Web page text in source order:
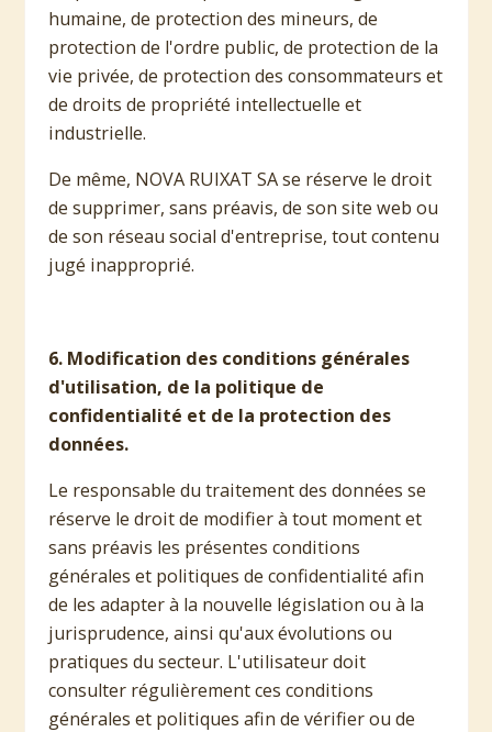
humaine, de protection des mineurs, de
protection de l'ordre public, de protection de la
vie privée, de protection des consommateurs et
de droits de propriété intellectuelle et
industrielle.
De même, NOVA RUIXAT SA se réserve le droit
de supprimer, sans préavis, de son site web ou
de son réseau social d'entreprise, tout contenu
jugé inapproprié.
6. Modification des conditions générales
d'utilisation, de la politique de
confidentialité et de la protection des
données.
Le responsable du traitement des données se
réserve le droit de modifier à tout moment et
sans préavis les présentes conditions
générales et politiques de confidentialité afin
de les adapter à la nouvelle législation ou à la
jurisprudence, ainsi qu'aux évolutions ou
pratiques du secteur. L'utilisateur doit
consulter régulièrement ces conditions
générales et politiques afin de vérifier ou de